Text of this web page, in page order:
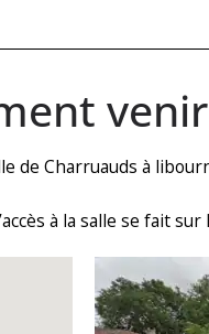
de Charruauds à
à la salle se fait